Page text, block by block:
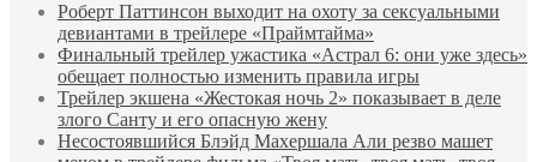
Роберт Паттинсон выходит на охоту за сексуальными
девиантами в трейлере «Праймтайма»
Финальный трейлер ужастика «Астрал 6: они уже здесь»
обещает полностью изменить правила игры
Трейлер экшена «Жестокая ночь 2» показывает в деле
злого Санту и его опасную жену
Несостоявшийся Блэйд Махершала Али резво машет